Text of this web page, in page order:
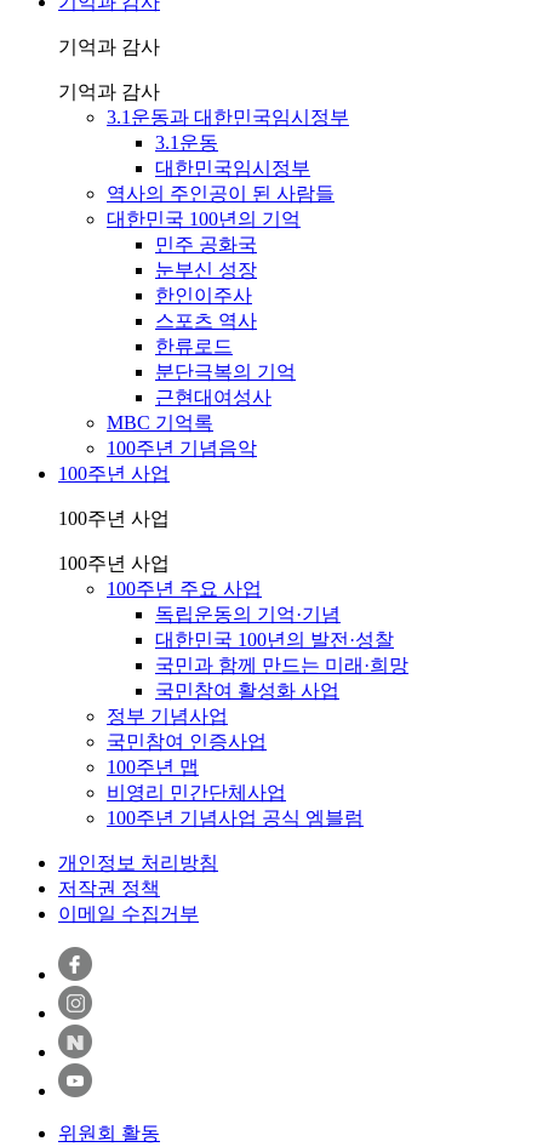
기억과 감사
기억과 감사
3.1운동과 대한민국임시정부
3.1운동
대한민국임시정부
역사의 주인공이 된 사람들
대한민국 100년의 기억
민주 공화국
눈부신 성장
한인이주사
스포츠 역사
한류로드
분단극복의 기억
근현대여성사
MBC 기억록
100주년 기념음악
100주년 사업
100주년 사업
100주년 사업
100주년 주요 사업
독립운동의 기억·기념
대한민국 100년의 발전·성찰
국민과 함께 만드는 미래·희망
국민참여 활성화 사업
정부 기념사업
국민참여 인증사업
100주년 맵
비영리 민간단체사업
100주년 기념사업 공식 엠블럼
개인정보 처리방침
저작권 정책
이메일 수집거부
위원회 활동